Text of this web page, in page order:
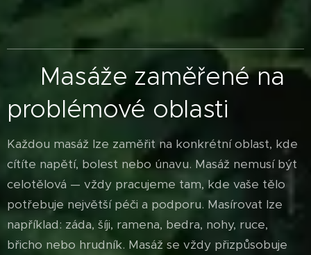
Masáže zaměřené na
problémové oblasti
Každou masáž lze zaměřit na konkrétní oblast, kde
cítíte napětí, bolest nebo únavu. Masáž nemusí být
celotělová — vždy pracujeme tam, kde vaše tělo
potřebuje největší péči a podporu. Masírovat lze
například: záda, šíji, ramena, bedra, nohy, ruce,
břicho nebo hrudník. Masáž se vždy přizpůsobuje